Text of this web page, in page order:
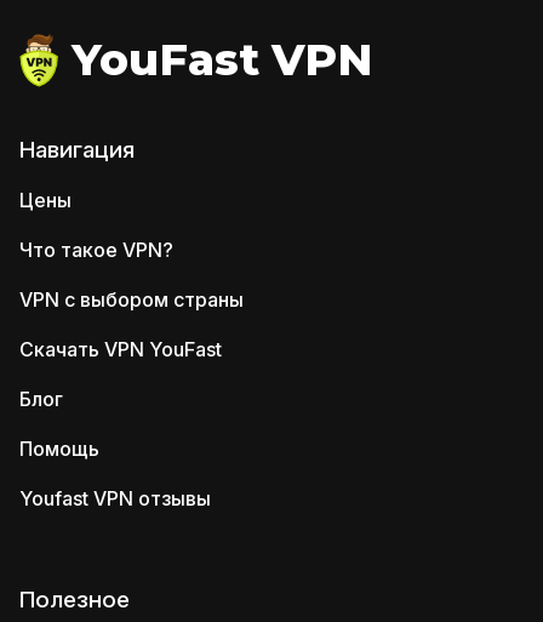
YouFast VPN
Навигация
Цены
Что такое VPN?
VPN с выбором страны
Скачать VPN YouFast
Блог
Помощь
Youfast VPN отзывы
Полезное